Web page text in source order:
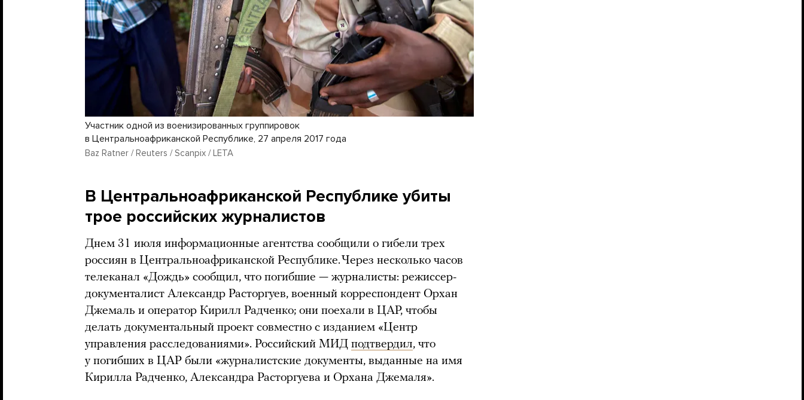
Участник одной из военизированных группировок
в Центральноафриканской Республике, 27 апреля 2017 года
Baz Ratner / Reuters / Scanpix / LETA
В Центральноафриканской Республике убиты
трое российских журналистов
Днем 31 июля информационные агентства сообщили о гибели трех
россиян в Центральноафриканской Республике. Через несколько часов
телеканал «Дождь» сообщил, что погибшие — журналисты: режиссер-
документалист Александр Расторгуев, военный корреспондент Орхан
Джемаль и оператор Кирилл Радченко; они поехали в ЦАР, чтобы
делать документальный проект совместно с изданием «Центр
управления расследованиями». Российский МИД подтвердил, что
у погибших в ЦАР были «журналистские документы, выданные на имя
Кирилла Радченко, Александра Расторгуева и Орхана Джемаля».